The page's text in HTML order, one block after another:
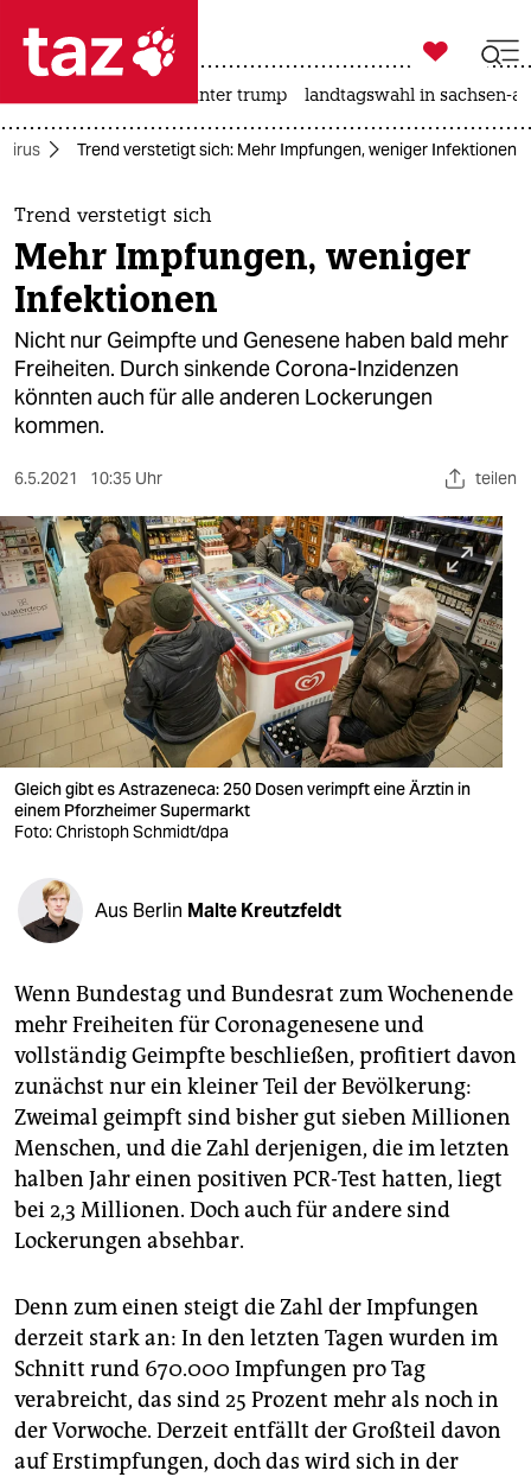
 taz zahl ich
taz zahl ich
themen
politik
öko
gesellschaft
kultur
sport
berlin
nord
wahrheit
verlag
verlag
veranstaltungen
shop
fragen & hilfe
unterstützen
genossenschaft
epaper login

taz zahl ich
usa unter trump landtagswahl in sachsen-
Trend verstetigt sich: Mehr Impfungen, weniger Infektionen
Trend verstetigt sich
Mehr Impfungen, weniger
Infektionen
Nicht nur Geimpfte und Genesene haben bald mehr
Freiheiten. Durch sinkende Corona-Inzidenzen
könnten auch für alle anderen Lockerungen
kommen.
6.5.2021 10:35 Uhr teilen
Gleich gibt es Astrazeneca: 250 Dosen verimpft eine Ärztin in
einem Pforzheimer Supermarkt
Foto: Christoph Schmidt/dpa
Aus Berlin Malte Kreutzfeldt
Wenn Bundestag und Bundesrat zum Wochenende
mehr Freiheiten für Coronagenesene und
vollständig Geimpfte beschließen, profitiert davon
zunächst nur ein kleiner Teil der Bevölkerung:
Zweimal geimpft sind bisher gut sieben Millionen
Menschen, und die Zahl derjenigen, die im letzten
halben Jahr einen positiven PCR-Test hatten, liegt
bei 2,3 Millionen. Doch auch für andere sind
Lockerungen absehbar.
Denn zum einen steigt die Zahl der Impfungen
derzeit stark an: In den letzten Tagen wurden im
Schnitt rund 670.000 Impfungen pro Tag
verabreicht, das sind 25 Prozent mehr als noch in
der Vorwoche. Derzeit entfällt der Großteil davon
auf Erstimpfungen, doch das wird sich in der